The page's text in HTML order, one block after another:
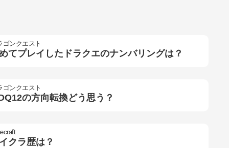
ゴンクエスト
てプレイしたドラクエのナンバリングは？
ゴンクエスト
の方向転換どう思う？
クラ歴は？